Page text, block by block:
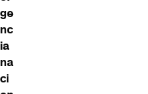
ge
nc
ia
na
ci